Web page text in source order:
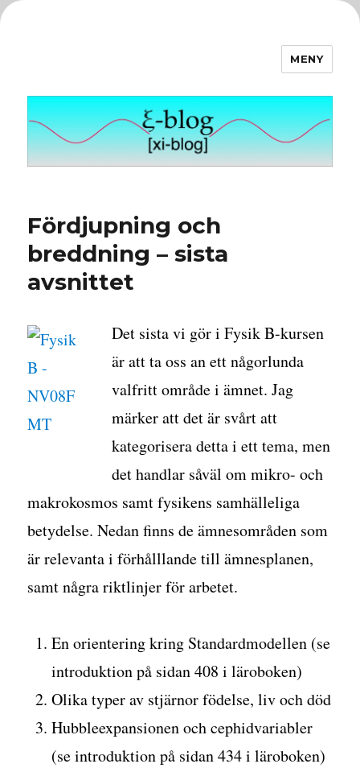
MENY
Fördjupning och
breddning – sista
avsnittet
Det sista vi gör i Fysik B-kursen
är att ta oss an ett någorlunda
valfritt område i ämnet. Jag
märker att det är svårt att
kategorisera detta i ett tema, men
det handlar såväl om mikro- och
makrokosmos samt fysikens samhälleliga
betydelse. Nedan finns de ämnesområden som
är relevanta i förhålllande till ämnesplanen,
samt några riktlinjer för arbetet.
En orientering kring Standardmodellen (se
introduktion på sidan 408 i läroboken)
Olika typer av stjärnor födelse, liv och död
Hubbleexpansionen och cephidvariabler
(se introduktion på sidan 434 i läroboken)